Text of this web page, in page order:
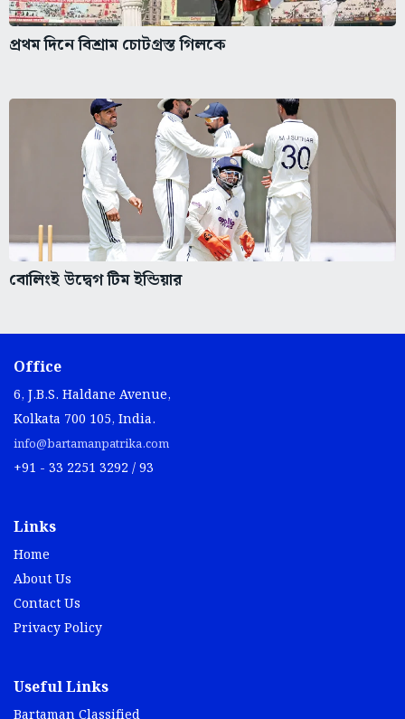
প্রথম দিনে বিশ্রাম চোটগ্রস্ত গিলকে
বোলিংই উদ্বেগ টিম ইন্ডিয়ার
Office
6, J.B.S. Haldane Avenue,
Kolkata 700 105, India.
info@bartamanpatrika.com
+91 - 33 2251 3292 / 93
Links
Home
About Us
Contact Us
Privacy Policy
Useful Links